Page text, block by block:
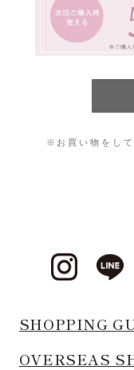
※お買い物をして
SHOPPING
OVERSEAS